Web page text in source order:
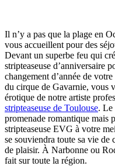
Il n’y a pas que la plage en
vous accueillent pour des
Devant un superbe feu qui
stripteaseuse d’anniversaire
changement d’année de
du cirque de Gavarnie, vous
érotique de notre artiste
stripteaseuse de Toulouse. Le
promenade romantique mais
stripteaseuse EVG à votre
se souviendra toute sa vie de
de plaisir. À Narbonne ou
fait sur toute la région.